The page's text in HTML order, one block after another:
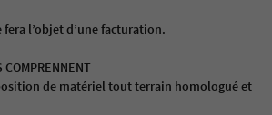
fera l’objet d’une facturation.
COMPRENNENT
de matériel tout terrain homologué et